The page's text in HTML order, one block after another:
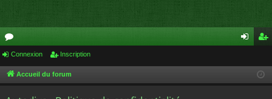
or
u cri
Connexion Inscription
Accueil du forum